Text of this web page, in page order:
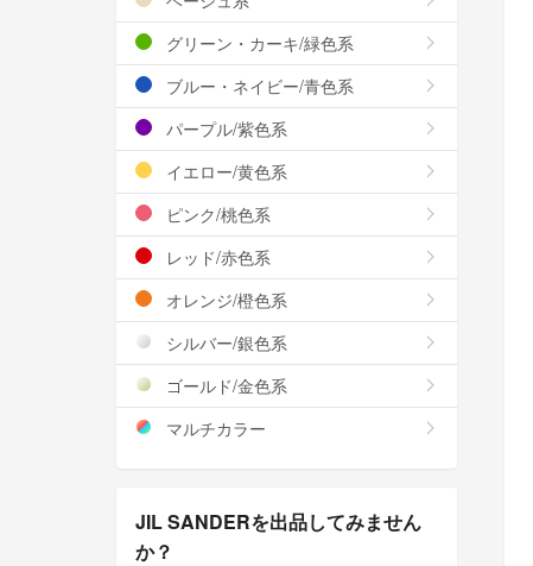
グリーン・カーキ/緑色系
ブルー・ネイビー/青色系
パープル/紫色系
イエロー/黄色系
ピンク/桃色系
レッド/赤色系
オレンジ/橙色系
シルバー/銀色系
ゴールド/金色系
マルチカラー
JIL SANDERを出品してみません
か？